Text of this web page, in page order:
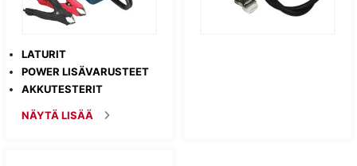
LATURIT
POWER LISÄVARUSTEET
AKKUTESTERIT
NÄYTÄ LISÄÄ